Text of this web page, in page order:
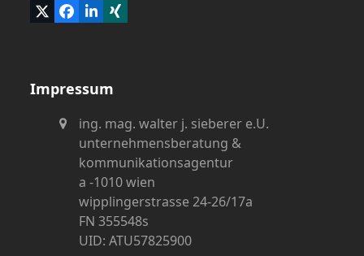
TwitterFacebook
LinkedIn
Xing
Impressum
ing. mag. walter j. sieberer e.U.
unternehmensberatung &
kommunikationsagentur
a -1010 wien
wipplingerstrasse 24-26/17a
FN 355548s
UID: ATU57825900